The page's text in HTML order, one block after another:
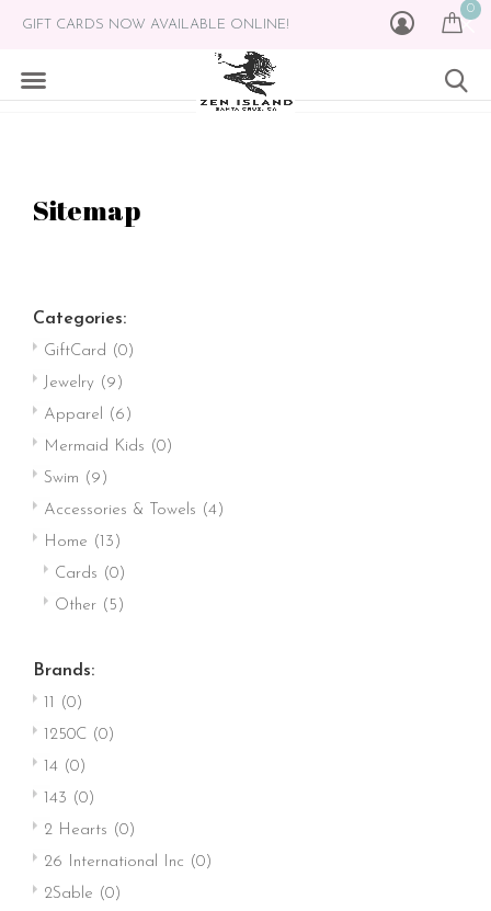
0
GIFT CARDS NOW AVAILABLE ONLINE!
Sitemap
Categories:
GiftCard (0)
Jewelry (9)
Apparel (6)
Mermaid Kids (0)
Swim (9)
Accessories & Towels (4)
Home (13)
Cards (0)
Other (5)
Brands:
11 (0)
1250C (0)
14 (0)
143 (0)
2 Hearts (0)
26 International Inc (0)
2Sable (0)